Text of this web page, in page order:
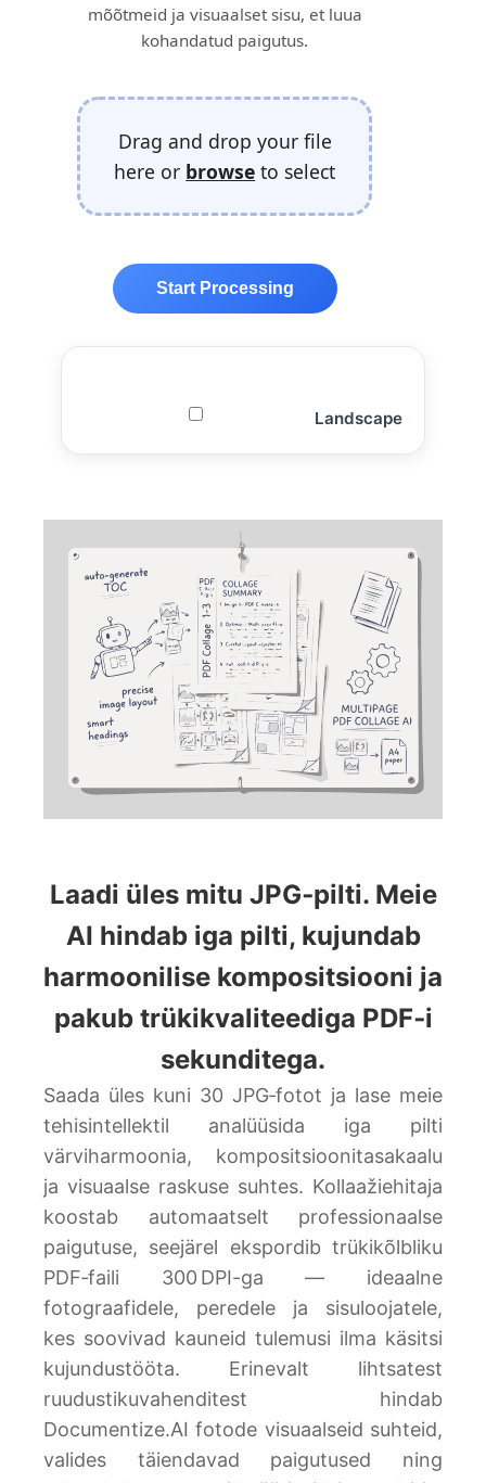
mõõtmeid ja visuaalset sisu, et luua
kohandatud paigutus.
Drag and drop your file
here or browse to select
Start Processing
Landscape
Laadi üles mitu JPG‑pilti. Meie
AI hindab iga pilti, kujundab
harmoonilise kompositsiooni ja
pakub trükikvaliteediga PDF‑i
sekunditega.
Saada üles kuni 30 JPG‑fotot ja lase meie
tehisintellektil analüüsida iga pilti
värviharmoonia, kompositsioonitasakaalu
ja visuaalse raskuse suhtes. Kollaažiehitaja
koostab automaatselt professionaalse
paigutuse, seejärel ekspordib trükikõlbliku
PDF‑faili 300 DPI-ga — ideaalne
fotograafidele, peredele ja sisuloojatele,
kes soovivad kauneid tulemusi ilma käsitsi
kujundustööta. Erinevalt lihtsatest
ruudustikuvahenditest hindab
Documentize.AI fotode visuaalseid suhteid,
valides täiendavad paigutused ning